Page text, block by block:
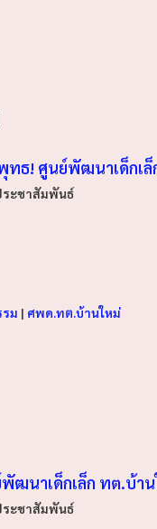
ธ! ศูนย์พัฒนาเด็กเล็
ะชาสัมพันธ์
ม | ศพด.ทต.บ้านใหม่
นาเด็กเล็ก ทต.บ้าน
ะชาสัมพันธ์